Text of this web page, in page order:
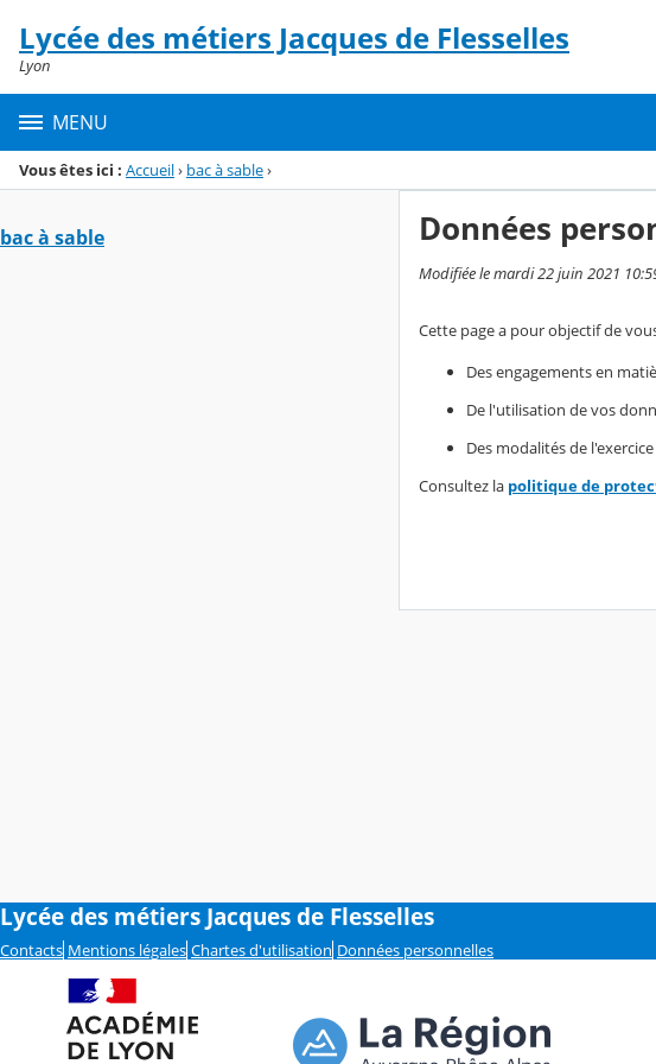
Menu de la rubrique
Contenu
Lycée des métiers Jacques de Flesselles
Lyon
MENU
Vous êtes ici : Accueil› bac à sable›
bac à sable Données
Modifiée le mardi 22 juin 2021
Cette page a pour objectif de
Des engagements en
De l'utilisation de vos
Des modalités de
Consultez la politique de
Lycée des métiers Jacques de Flesselles
Contacts Mentions légales Chartes d'utilisation Données personnelles